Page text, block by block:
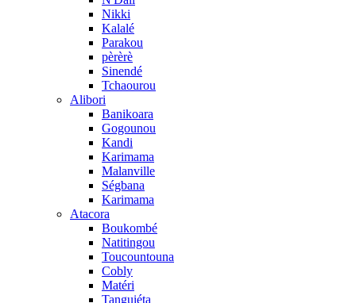
Nikki
Kalalé
Parakou
pèrèrè
Sinendé
Tchaourou
Alibori
Banikoara
Gogounou
Kandi
Karimama
Malanville
Ségbana
Karimama
Atacora
Boukombé
Natitingou
Toucountouna
Cobly
Matéri
Tanguiéta